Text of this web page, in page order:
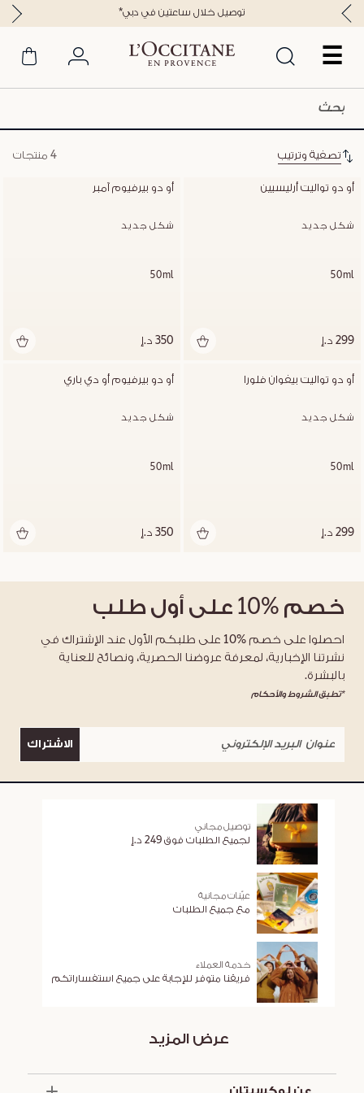
☰
*توصيل خلال ساعتين في دبي
تصفية وترتيب 4 منتجات
أو دو تواليت أرليسيين
شكل جديد
50ml
299 د.إ
أو دو بيرفيوم آمبر
شكل جديد
50ml
350 د.إ
أو دو تواليت بيفوان فلورا
شكل جديد
50ml
299 د.إ
أو دو بيرفيوم أو دي باري
شكل جديد
50ml
350 د.إ
خصم %10 على أول طلب
احصلوا على خصم %10 على طلبكم الأول عند الإشتراك في
نشرتنا الإخبارية، لمعرفة عروضنا الحصرية، ونصائح للعناية
بالبشرة.
*تطبق الشروط والأحكام
الاشتراك
توصيل مجاني
لجميع الطلبات فوق 249 د.إ
عيّنات مجانية
مع جميع الطلبات
خدمة العملاء
فريقنا متوفر للإجابة على جميع استفساراتكم
عرض المزيد